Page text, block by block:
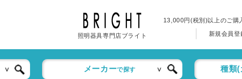
照明器具専門店ブライト
13,000円(税別)以上のご購
新規会員登
メーカーで探す 種類(